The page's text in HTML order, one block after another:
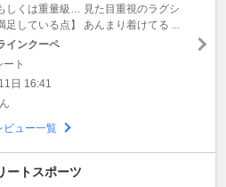
しくは重量級… 見た目重視のラグシ
足している点】 あんまり着けてる ...
インクーペ
ト
日 16:41
ビュー一覧
ートスポーツ